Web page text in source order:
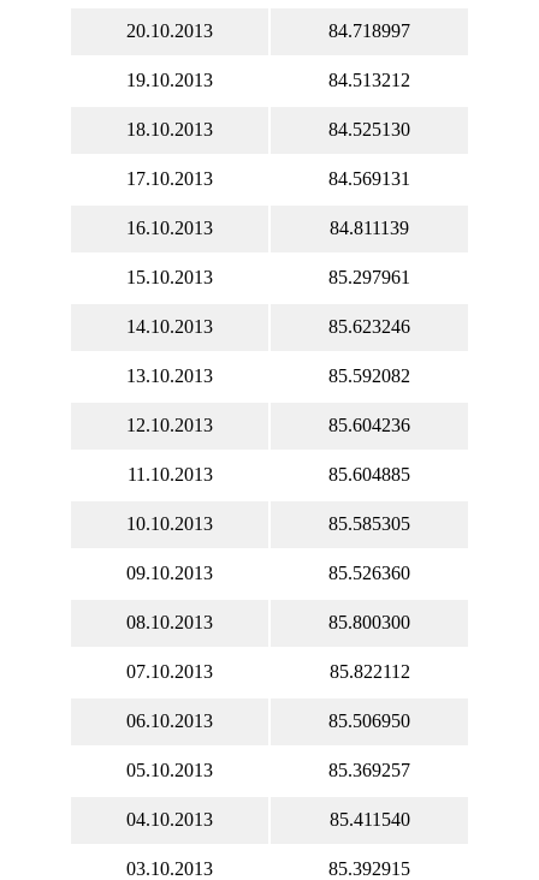
20.10.2013 84.718997
19.10.2013 84.513212
18.10.2013 84.525130
17.10.2013 84.569131
16.10.2013 84.811139
15.10.2013 85.297961
14.10.2013 85.623246
13.10.2013 85.592082
12.10.2013 85.604236
11.10.2013 85.604885
10.10.2013 85.585305
09.10.2013 85.526360
08.10.2013 85.800300
07.10.2013 85.822112
06.10.2013 85.506950
05.10.2013 85.369257
04.10.2013 85.411540
03.10.2013 85.392915